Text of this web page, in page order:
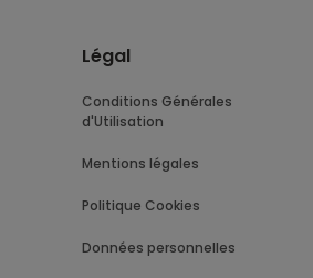
Légal
Conditions Générales
d'Utilisation
Mentions légales
Politique Cookies
Données personnelles